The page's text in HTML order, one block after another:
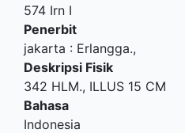
574 Irn I
Penerbit
jakarta : Erlangga.,
Deskripsi Fisik
342 HLM., ILLUS 15 CM
Bahasa
Indonesia